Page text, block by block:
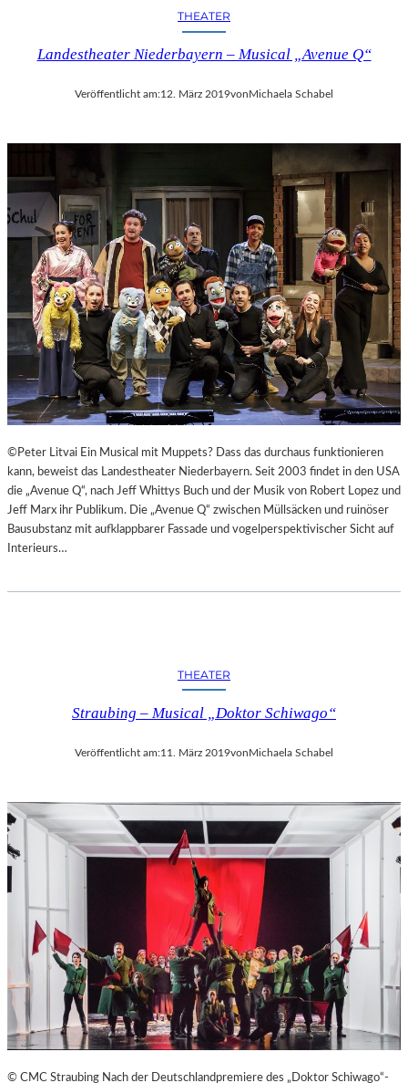
THEATER
Landestheater Niederbayern – Musical „Avenue Q“
Veröffentlicht am:12. März 2019vonMichaela Schabel
©Peter Litvai Ein Musical mit Muppets? Dass das durchaus funktionieren
kann, beweist das Landestheater Niederbayern. Seit 2003 findet in den USA
die „Avenue Q“, nach Jeff Whittys Buch und der Musik von Robert Lopez und
Jeff Marx ihr Publikum. Die „Avenue Q“ zwischen Müllsäcken und ruinöser
Bausubstanz mit aufklappbarer Fassade und vogelperspektivischer Sicht auf
Interieurs…
THEATER
Straubing – Musical „Doktor Schiwago“
Veröffentlicht am:11. März 2019vonMichaela Schabel
© CMC Straubing Nach der Deutschlandpremiere des „Doktor Schiwago“-